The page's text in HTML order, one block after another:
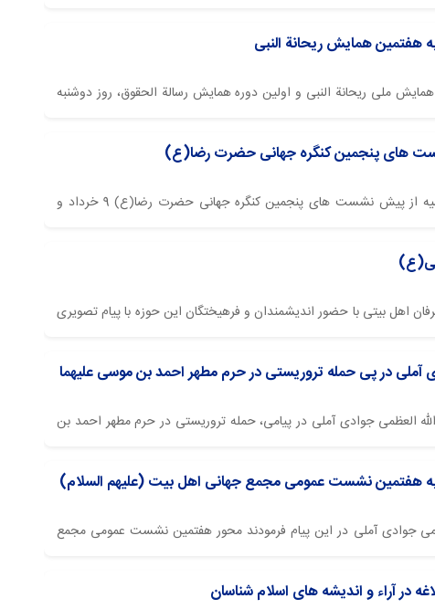
هفتمین همایش ریحانة النبی
ملی ریحانة النبی و اولین دوره همایش رسالة الحقوق، روز دوشنبه
های پنجمین کنگره جهانی حضرت رضا(ع)
پایگاه اطلاع رسانی اسراء: دومین اجلاسیه از پیش نشست های پنجمین کنگره جهانی حضرت رضا(ع) 9 خرداد و
اهل بیتی با حضور اندیشمندان و فرهیختگان این حوزه با پیام تصویری
آملی در پی حمله تروریستی در حرم مطهر احمد بن موسی علیهما
العظمی جوادی آملی در پیامی، حمله تروریستی در حرم مطهر احمد بن
به هفتمین نشست عمومی مجمع جهانی اهل بیت (علیهم السلام)
جوادی آملی در این پیام فرمودند محور هفتمین نشست عمومی مجمع
در آراء و اندیشه های اسلام شناسان